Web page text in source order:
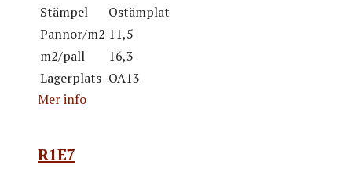
Stämpel
Ostämplat
Pannor/m2 11,5
m2/pall
16,3
Lagerplats OA13
Mer info
R1E7